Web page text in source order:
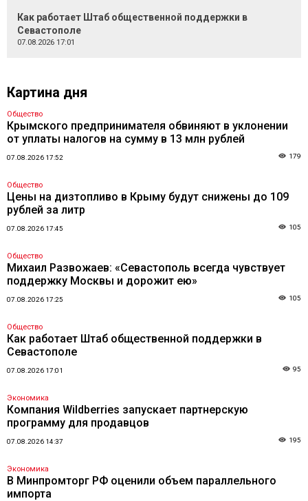
Как работает Штаб общественной поддержки в
Севастополе
07.08.2026 17:01
Картина дня
Общество
Крымского предпринимателя обвиняют в уклонении
от уплаты налогов на сумму в 13 млн рублей
07.08.2026 17:52 179
Общество
Цены на дизтопливо в Крыму будут снижены до 109
рублей за литр
07.08.2026 17:45 105
Общество
Михаил Развожаев: «Севастополь всегда чувствует
поддержку Москвы и дорожит ею»
07.08.2026 17:25 105
Общество
Как работает Штаб общественной поддержки в
Севастополе
07.08.2026 17:01 95
Экономика
Компания Wildberries запускает партнерскую
программу для продавцов
07.08.2026 14:37 195
Экономика
В Минпромторг РФ оценили объем параллельного
импорта